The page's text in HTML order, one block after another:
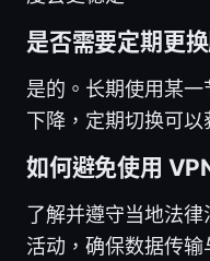
是否需要定期更
是的。长期使用某
下降，定期切换可以
如何避免使用
了解并遵守当地法
活动，确保数据传输